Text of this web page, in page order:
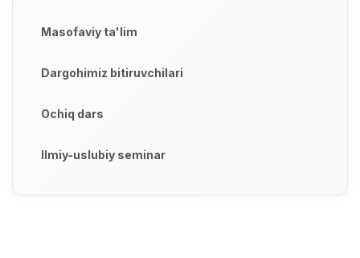
Masofaviy ta'lim
Dargohimiz bitiruvchilari
Ochiq dars
Ilmiy-uslubiy seminar